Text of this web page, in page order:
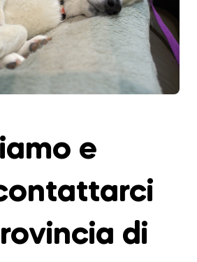
e
di